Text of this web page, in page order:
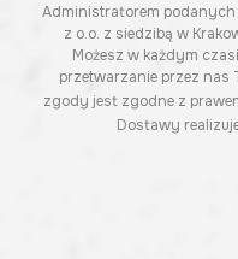
Administratorem
z o.o. z siedzibą w
Możesz w każdym
przetwarzanie przez
zgody jest zgodne z
Dostawy